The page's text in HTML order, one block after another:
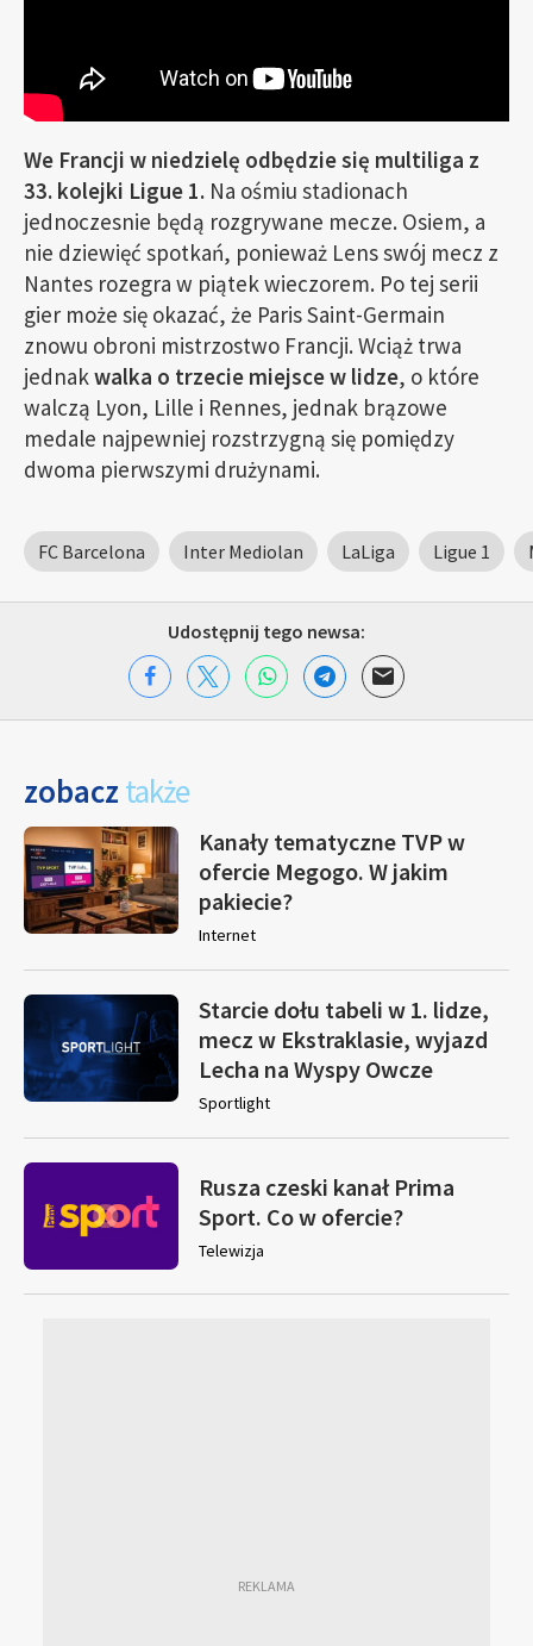
We Francji w niedzielę odbędzie się multiliga z
33. kolejki Ligue 1. Na ośmiu stadionach
jednoczesnie będą rozgrywane mecze. Osiem, a
nie dziewięć spotkań, ponieważ Lens swój mecz z
Nantes rozegra w piątek wieczorem. Po tej serii
gier może się okazać, że Paris Saint-Germain
znowu obroni mistrzostwo Francji. Wciąż trwa
jednakwalka o trzecie miejsce w lidze, o które
walczą Lyon, Lille i Rennes, jednak brązowe
medale najpewniej rozstrzygną się pomiędzy
dwoma pierwszymi drużynami.
FC Barcelona Inter Mediolan LaLiga Ligue 1
Udostępnij tego newsa:
zobacz także
Kanały tematyczne TVP w
ofercie Megogo. W jakim
pakiecie?
Internet
Starcie dołu tabeli w 1. lidze,
mecz w Ekstraklasie, wyjazd
Lecha na Wyspy Owcze
Sportlight
Rusza czeski kanał Prima
Sport. Co w ofercie?
Telewizja